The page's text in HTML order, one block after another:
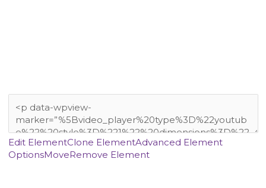
Edit ElementClone ElementAdvanced Element
OptionsMoveRemove Element